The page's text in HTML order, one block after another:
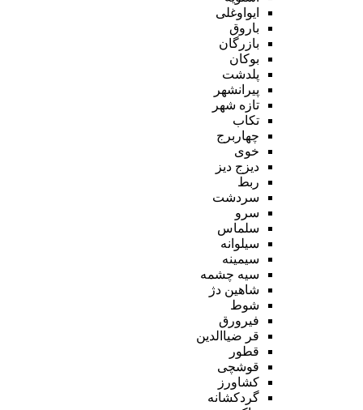
ایواوغلی
باروق
بازرگان
بوکان
پلدشت
پیرانشهر
تازه شهر
تکاب
چهاربرج
خوی
دیزج دیز
ربط
سردشت
سرو
سلماس
سیلوانه
سیمینه
سیه چشمه
شاهین دژ
شوط
فیرورق
قر ضیاالدین
قطور
قوشچی
کشاورز
گردکشانه